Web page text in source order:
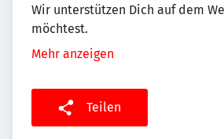
Wir unterstützen Dich auf dem
möchtest.
Mehr anzeigen
Teilen